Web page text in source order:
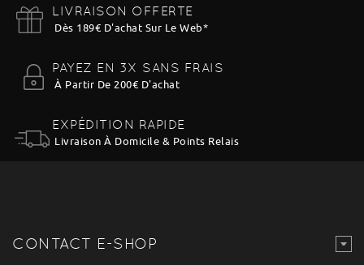
LIVRAISON OFFERTE
Dès 189€ D'achat Sur Le Web*
PAYEZ EN 3X SANS FRAIS
À Partir De 200€ D'achat
EXPÉDITION RAPIDE
Livraison À Domicile & Points Relais
CONTACT E-SHOP